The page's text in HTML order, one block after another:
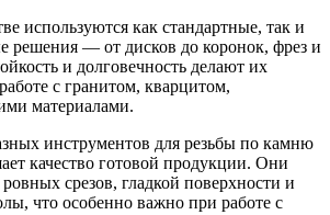
используются как стандартные, так и
решения — от дисков до коронок, фрез и
и долговечность делают их
с гранитом, кварцитом,
материалами.
инструментов для резьбы по камню
качество готовой продукции. Они
срезов, гладкой поверхности и
что особенно важно при работе с